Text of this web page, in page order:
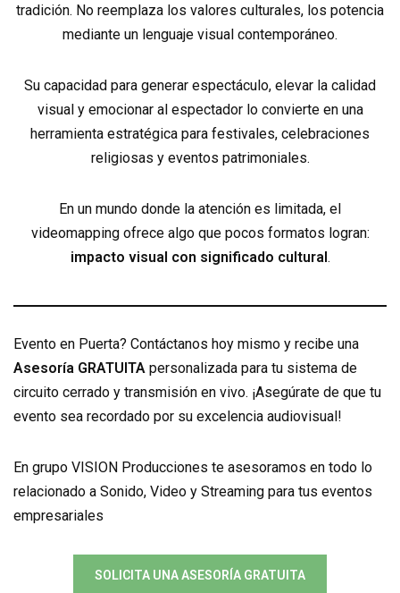
tradición. No reemplaza los valores culturales, los potencia
mediante un lenguaje visual contemporáneo.
Su capacidad para generar espectáculo, elevar la calidad
visual y emocionar al espectador lo convierte en una
herramienta estratégica para festivales, celebraciones
religiosas y eventos patrimoniales.
En un mundo donde la atención es limitada, el
videomapping ofrece algo que pocos formatos logran:
impacto visual con significado cultural.
Evento en Puerta? Contáctanos hoy mismo y recibe una
Asesoría GRATUITA personalizada para tu sistema de
circuito cerrado y transmisión en vivo. ¡Asegúrate de que tu
evento sea recordado por su excelencia audiovisual!
En grupo VISION Producciones te asesoramos en todo lo
relacionado a Sonido, Video y Streaming para tus eventos
empresariales
SOLICITA UNA ASESORÍA GRATUITA